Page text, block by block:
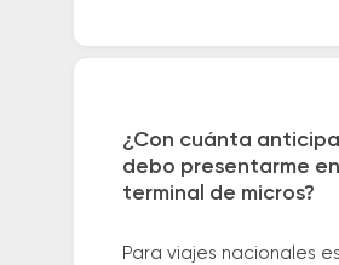
¿Con cuánta
debo presentarme
terminal de micros?
Para viajes nacionales es